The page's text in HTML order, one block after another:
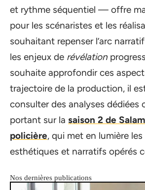
et rythme séquentiel — offre
pour les scénaristes et les
souhaitant repenser l’arc
les enjeux de révélation
souhaite approfondir ces
trajectoire de la production, il
consulter des analyses dédiées
portant sur la saison 2 de
policière, qui met en lumière
esthétiques et narratifs opérés
Nos dernières publications